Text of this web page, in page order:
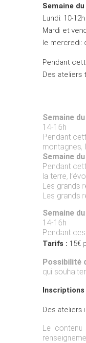
Semaine
Lundi: 10-12h
Mardi et
le mercredi:
Pendant
Des ateliers
Semaine
14-16h
Pendant
montagnes,
Semaine
Pendant
la terre,
Les grands
Les grands
Semaine
14-16h
Pendant
Tarifs : 15€
Possibilité
qui
Des ateliers
Le